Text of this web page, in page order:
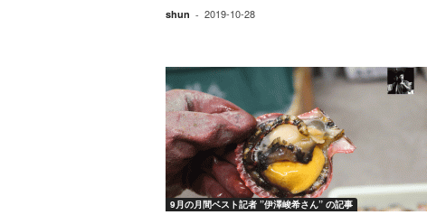
shun - 2019-10-28
9月の月間ベスト記者 ”伊澤峻希さん” の記事